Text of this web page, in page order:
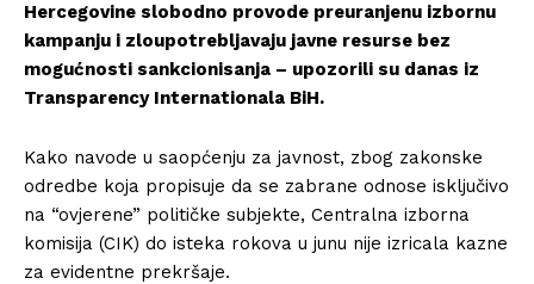
Hercegovine slobodno provode preuranjenu izbornu
kampanju i zloupotrebljavaju javne resurse bez
mogućnosti sankcionisanja – upozorili su danas iz
Transparency Internationala BiH.
Kako navode u saopćenju za javnost, zbog zakonske
odredbe koja propisuje da se zabrane odnose isključivo
na “ovjerene” političke subjekte, Centralna izborna
komisija (CIK) do isteka rokova u junu nije izricala kazne
za evidentne prekršaje.